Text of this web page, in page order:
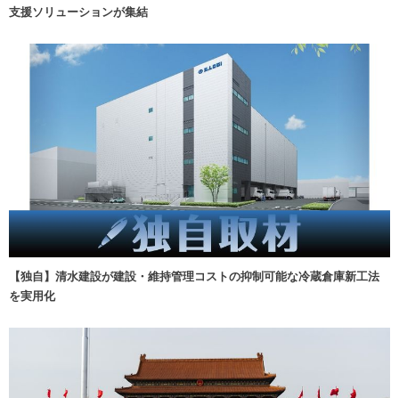
支援ソリューションが集結
【独自】清水建設が建設・維持管理コストの抑制可能な冷蔵倉庫新工法
を実用化